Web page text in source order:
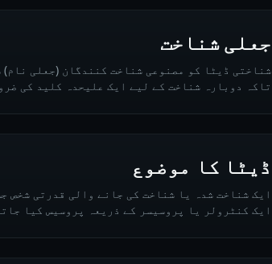
جعلی شناخت
شناختی ڈیٹا کو مصنوعی شناخت کنندگان (جعلی نام)
تاکہ دوبارہ شناخت کے لیے ایک علیحدہ کلید کی
ڈیٹا کا موضوع
ایک شناخت شدہ یا شناخت کی جانے والی قدرتی شخص
ایک کنٹرولر یا پروسیسر کے ذریعہ پروسیس کیا